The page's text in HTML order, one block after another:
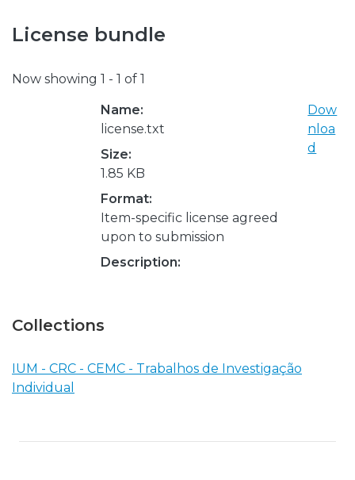
License bundle
Now showing 1 - 1 of 1
Name:
license.txt
Size:
1.85 KB
Format:
Item-specific license agreed
upon to submission
Description:
Dow
nloa
d
Collections
IUM - CRC - CEMC - Trabalhos de Investigação
Individual